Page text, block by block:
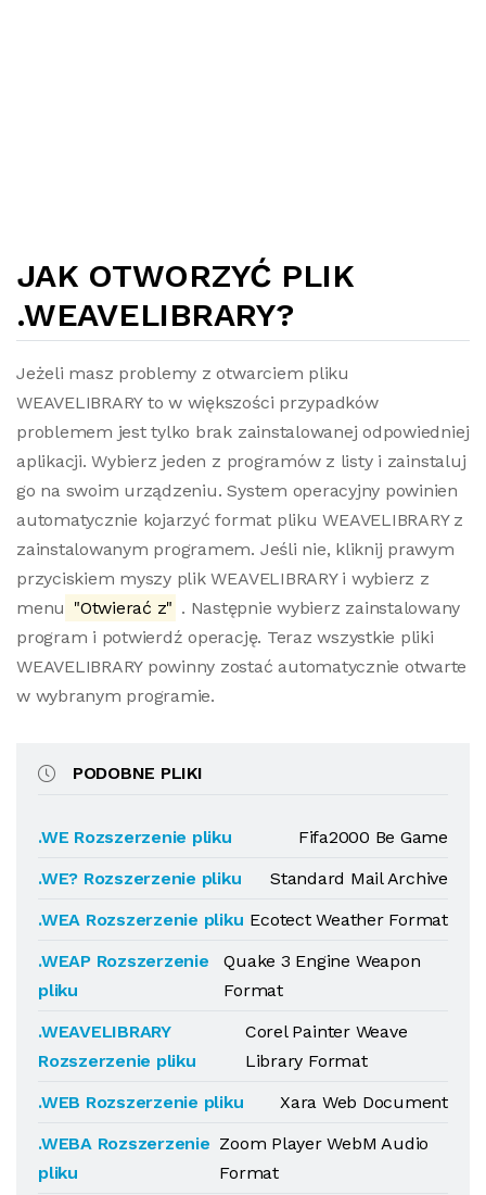
JAK OTWORZYĆ PLIK
.WEAVELIBRARY?
Jeżeli masz problemy z otwarciem pliku
WEAVELIBRARY to w większości przypadków
problemem jest tylko brak zainstalowanej odpowiedniej
aplikacji. Wybierz jeden z programów z listy i zainstaluj
go na swoim urządzeniu. System operacyjny powinien
automatycznie kojarzyć format pliku WEAVELIBRARY z
zainstalowanym programem. Jeśli nie, kliknij prawym
przyciskiem myszy plik WEAVELIBRARY i wybierz z
menu "Otwierać z" . Następnie wybierz zainstalowany
program i potwierdź operację. Teraz wszystkie pliki
WEAVELIBRARY powinny zostać automatycznie otwarte
w wybranym programie.
PODOBNE PLIKI
.WE Rozszerzenie pliku
Fifa2000 Be Game
.WE? Rozszerzenie pliku
Standard Mail Archive
.WEA Rozszerzenie pliku Ecotect Weather Format
.WEAP Rozszerzenie
pliku
Quake 3 Engine Weapon
Format
.WEAVELIBRARY
Rozszerzenie pliku
Corel Painter Weave
Library Format
.WEB Rozszerzenie pliku
Xara Web Document
.WEBA Rozszerzenie
pliku
Zoom Player WebM Audio
Format